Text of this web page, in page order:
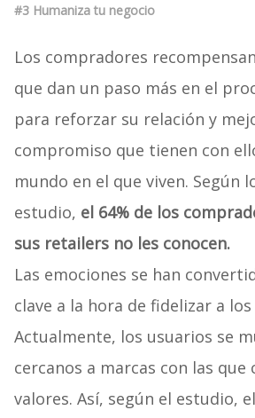
#3 Humaniza tu negocio
Los compradores
que dan un paso más en el
para reforzar su relación y
compromiso que tienen con
mundo en el que viven. Según
estudio, el 64% de los
sus retailers no les conocen.
Las emociones se han
clave a la hora de fidelizar a
Actualmente, los usuarios se
cercanos a marcas con las
valores. Así, según el estudio,